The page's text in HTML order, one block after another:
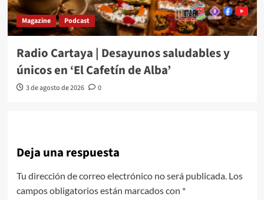
Magazine Podcast
Radio Cartaya | Desayunos saludables y
únicos en ‘El Cafetín de Alba’
3 de agosto de 2026 0
Deja una respuesta
Tu dirección de correo electrónico no será publicada. Los
campos obligatorios están marcados con *